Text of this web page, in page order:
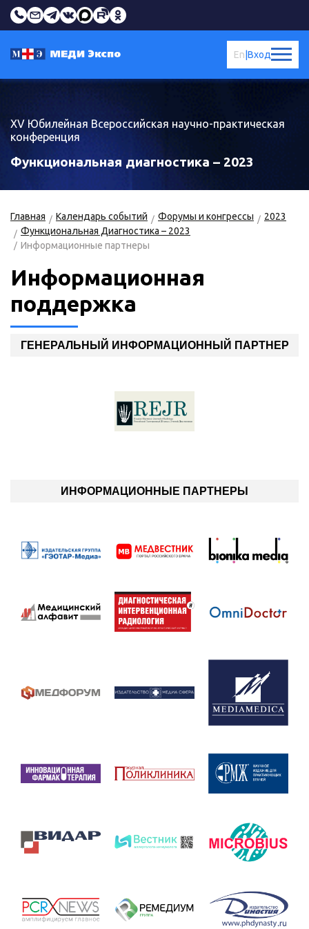
Вход
En
XV Юбилейная Всероссийская научно-практическая
конференция
Функциональная диагностика – 2023
Главная Календарь событий Форумы и конгрессы
2023
Функциональная Диагностика – 2023
Информационные партнеры
Информационная
поддержка
ГЕНЕРАЛЬНЫЙ ИНФОРМАЦИОННЫЙ ПАРТНЕР
ИНФОРМАЦИОННЫЕ ПАРТНЕРЫ